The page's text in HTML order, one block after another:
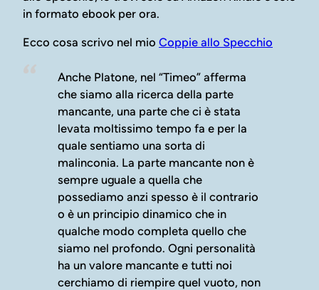
in formato ebook per ora.
Ecco cosa scrivo nel mio Coppie allo Specchio
Anche Platone, nel “Timeo” afferma
che siamo alla ricerca della parte
mancante, una parte che ci è stata
levata moltissimo tempo fa e per la
quale sentiamo una sorta di
malinconia. La parte mancante non è
sempre uguale a quella che
possediamo anzi spesso è il contrario
o è un principio dinamico che in
qualche modo completa quello che
siamo nel profondo. Ogni personalità
ha un valore mancante e tutti noi
cerchiamo di riempire quel vuoto, non